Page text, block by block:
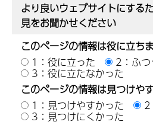
より良いウェブサイトにする
見をお聞かせください
このページの情報は役に立ち
1：役に立った
2：ふつ
3：役に立たなかった
このページの情報は見つけや
1：見つけやすかった
2
3：見つけにくかった